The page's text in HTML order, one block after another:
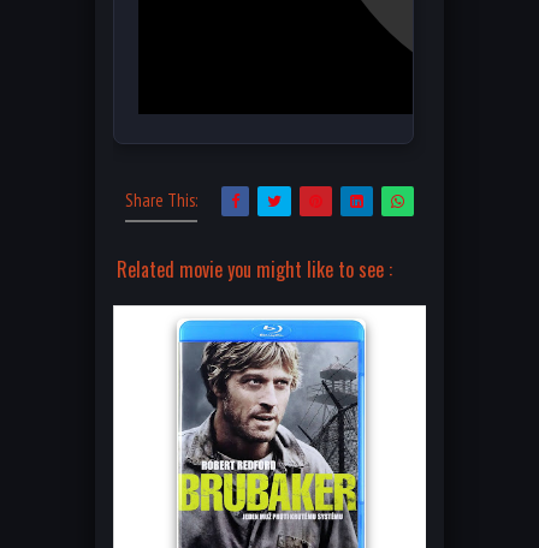
Share This:
Related movie you might like to see :